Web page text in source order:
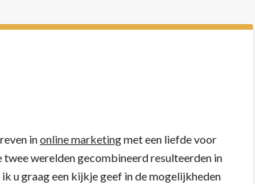
inonline marketingmet een liefde voor
twee werelden gecombineerd resulteerden in
u graag een kijkje geef in de mogelijkheden